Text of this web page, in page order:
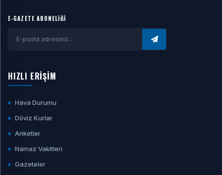
E-GAZETE ABONELİĞİ
HIZLI ERİŞİM
Hava Durumu
Döviz Kurlar
Anketler
Namaz Vakitleri
Gazeteler